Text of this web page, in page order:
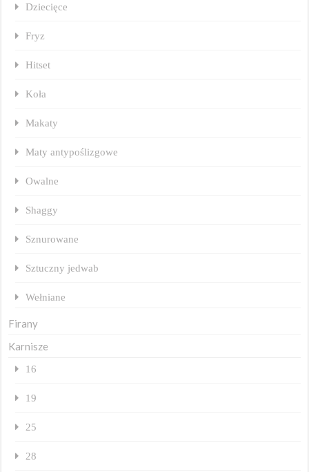
Dziecięce
Fryz
Hitset
Koła
Makaty
Maty antypoślizgowe
Owalne
Shaggy
Sznurowane
Sztuczny jedwab
Wełniane
Firany
Karnisze
16
19
25
28